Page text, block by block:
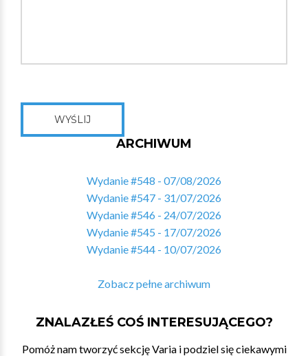
WYŚLIJ
ARCHIWUM
Wydanie #548 - 07/08/2026
Wydanie #547 - 31/07/2026
Wydanie #546 - 24/07/2026
Wydanie #545 - 17/07/2026
Wydanie #544 - 10/07/2026
Zobacz pełne archiwum
ZNALAZŁEŚ COŚ INTERESUJĄCEGO?
Pomóż nam tworzyć sekcję Varia i podziel się ciekawymi